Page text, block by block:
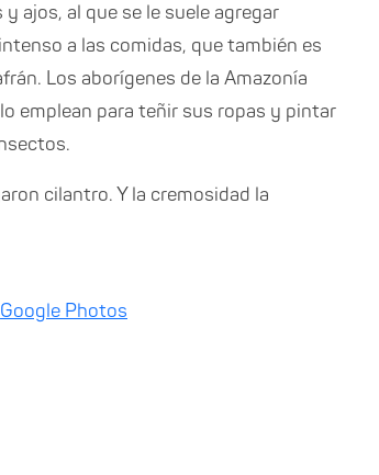
ajos, al que se le suele agregar
a las comidas, que también es
Los aborígenes de la Amazonía
emplean para teñir sus ropas y pintar
cilantro. Y la cremosidad la
Google Photos